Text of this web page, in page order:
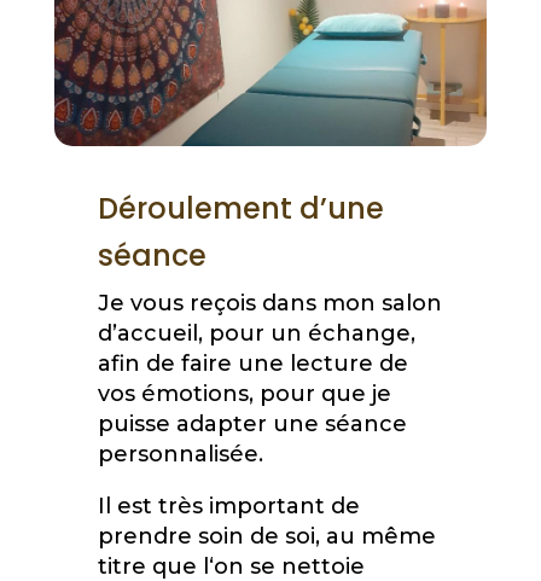
Déroulement d’une
séance
Je vous reçois dans mon salon
d’accueil, pour un échange,
afin de faire une lecture de
vos émotions, pour que je
puisse adapter une séance
personnalisée.
Il est très important de
prendre soin de soi, au même
titre que l‘on se nettoie